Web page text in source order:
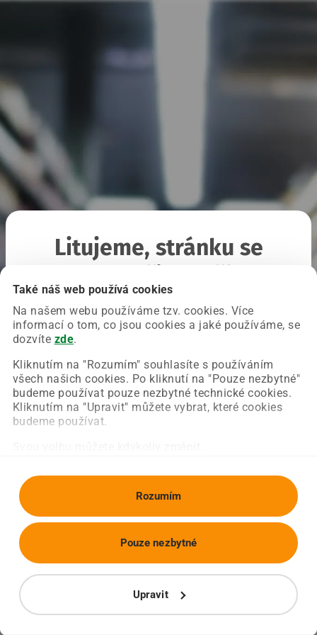
Také náš web používá cookies
Na našem webu používáme tzv. cookies. Více
informací o tom, co jsou cookies a jaké používáme, se
dozvíte zde.
Kliknutím na "Rozumím" souhlasíte s používáním
všech našich cookies. Po kliknutí na "Pouze nezbytné"
budeme používat pouze nezbytné technické cookies.
Kliknutím na "Upravit" můžete vybrat, které cookies
budeme používat.
Rozumím
Upravit
Pouze nezbytné
Litujeme, stránku se
Chyba nastala na naší straně a už ji opravujeme.
Zkuste prosím znovu načíst požadovanou stránku.
Obnovit stránku Úvodní strana